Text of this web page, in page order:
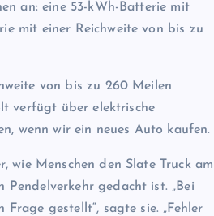
an: eine 53-kWh-Batterie mit
mit einer Reichweite von bis zu
von bis zu 260 Meilen
verfügt über elektrische
wenn wir ein neues Auto kaufen.
wie Menschen den Slate Truck am
gedacht ist. „Bei
gestellt“, sagte sie. „Fehler